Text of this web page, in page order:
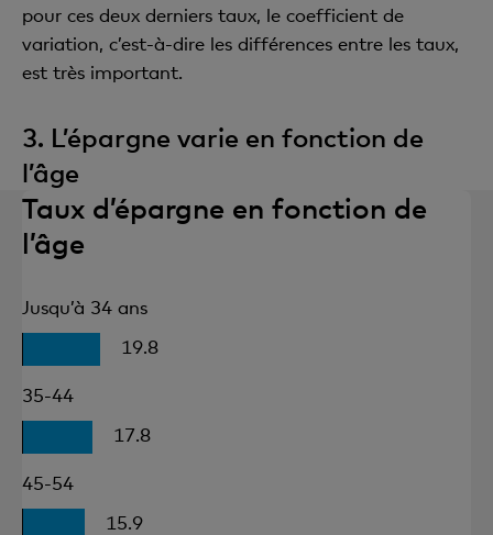
pour ces deux derniers taux, le coefficient de
variation, c’est-à-dire les différences entre les taux,
est très important.
3. L’épargne varie en fonction de
l’âge
Taux d’épargne en fonction de
l’âge
Jusqu’à 34 ans
19.8
35-44
17.8
45-54
15.9